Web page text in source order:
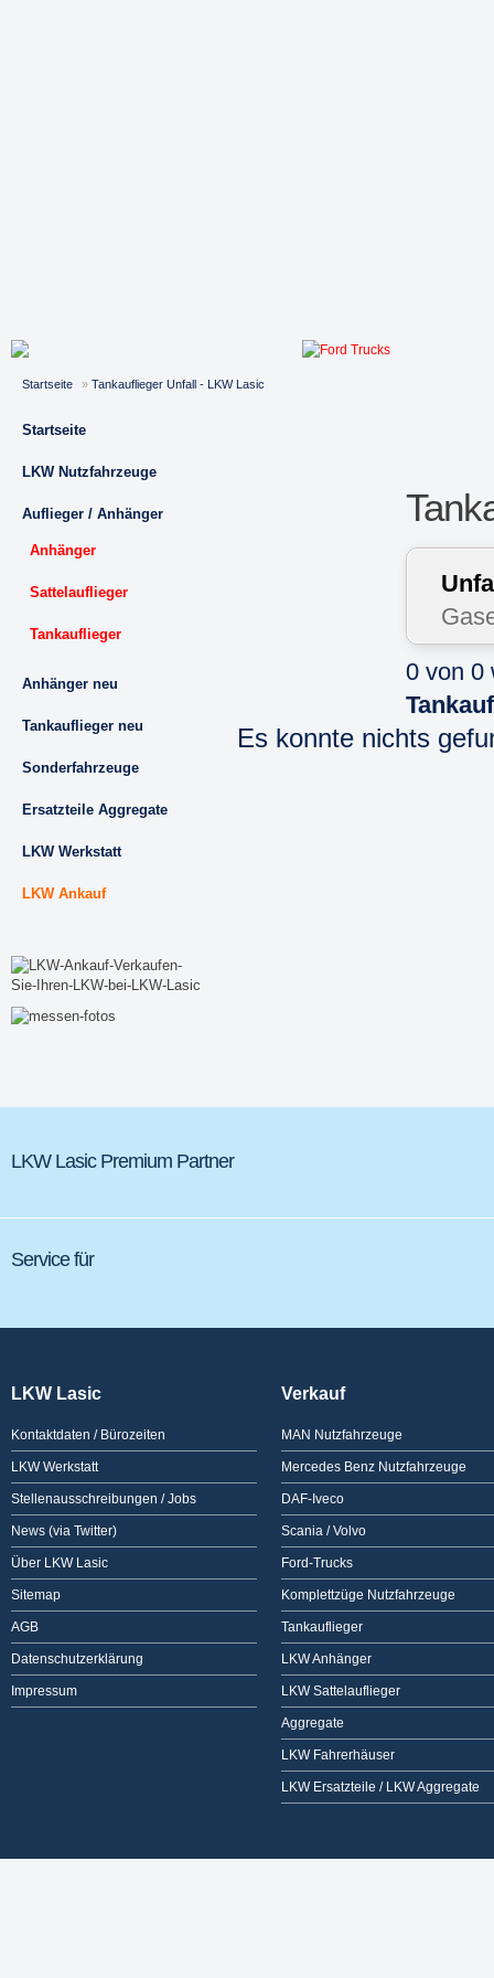
Startseite » Tankauflieger Unfall - LKW Lasic
Startseite
LKW Nutzfahrzeuge
Auflieger / Anhänger
Anhänger
Sattelauflieger
Tankauflieger
Anhänger neu
Tankauflieger neu
Sonderfahrzeuge
Ersatzteile Aggregate
LKW Werkstatt
LKW Ankauf
0 von 0
Es konnte nichts
LKW Lasic Premium Partner
Service für
LKW Lasic
Kontaktdaten / Bürozeiten
LKW Werkstatt
Stellenausschreibungen / Jobs
News (via Twitter)
Über LKW Lasic
Sitemap
AGB
Datenschutzerklärung
Impressum
Verkauf
MAN Nutzfahrzeuge
Mercedes Benz Nutzfahrzeuge
DAF-Iveco
Scania / Volvo
Ford-Trucks
Komplettzüge Nutzfahrzeuge
Tankauflieger
LKW Anhänger
LKW Sattelauflieger
Aggregate
LKW Fahrerhäuser
LKW Ersatzteile / LKW Aggregate